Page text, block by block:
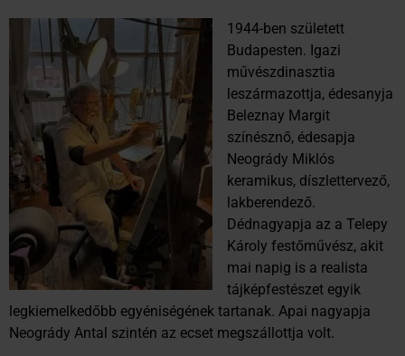
1944-ben született
Budapesten. Igazi
művészdinasztia
leszármazottja, édesanyja
Beleznay Margit
színésznő, édesapja
Neogrády Miklós
keramikus, díszlettervező,
lakberendező.
Dédnagyapja az a Telepy
Károly festőművész, akit
mai napig is a realista
tájképfestészet egyik
legkiemelkedőbb egyéniségének tartanak. Apai nagyapja
Neogrády Antal szintén az ecset megszállottja volt.